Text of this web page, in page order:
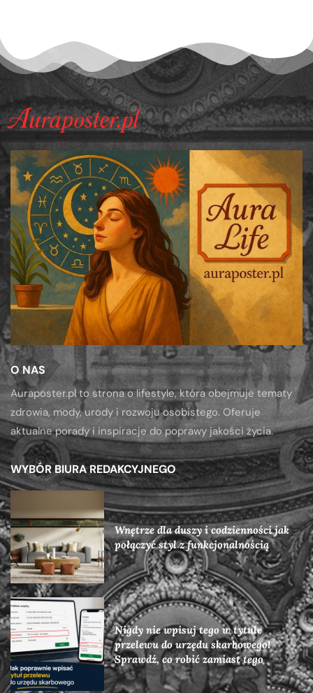
O NAS
Auraposter.pl to strona o lifestyle, która obejmuje tematy
zdrowia, mody, urody i rozwoju osobistego. Oferuje
aktualne porady i inspiracje do poprawy jakości życia.
WYBÓR BIURA REDAKCYJNEGO
Wnętrze dla duszy i codzienności jak
połączyć styl z funkcjonalnością
Nigdy nie wpisuj tego w tytule
przelewu do urzędu skarbowego!
Sprawdź, co robić zamiast tego